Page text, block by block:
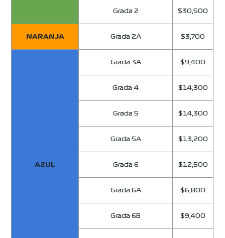
Grada 2 $30,500
NARANJA Grada 2A $3,700
AZUL
Grada 3A $9,400
Grada 4 $14,300
Grada 5 $14,300
Grada 5A $13,200
Grada 6 $12,500
Grada 6A $6,800
Grada 6B $9,400